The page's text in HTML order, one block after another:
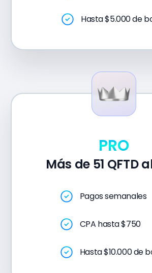
Hasta $5.000 de
PRO
Más de 51 QFTD
Pagos semanales
CPA hasta $750
Hasta $10.000 de